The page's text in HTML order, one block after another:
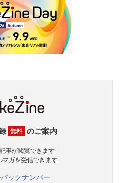
無料 のご案内
事が閲覧できます
マガを受信できます
ックナンバー